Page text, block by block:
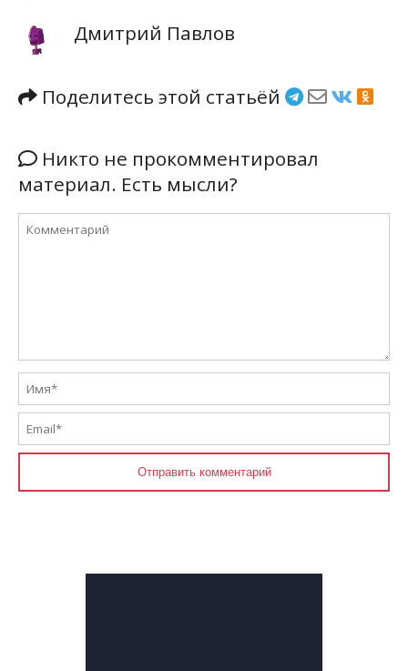
Дмитрий Павлов
Поделитесь этой статьёй
Никто не прокомментировал
материал. Есть мысли?